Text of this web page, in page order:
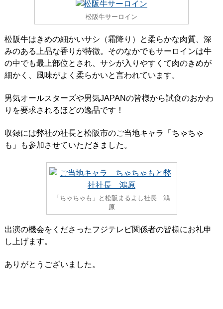
松阪牛サーロイン
松阪牛はきめの細かいサシ（霜降り）と柔らかな肉質、深
みのある上品な香りが特徴。そのなかでもサーロインは牛
の中でも最上部位とされ、サシが入りやすくて肉のきめが
細かく、風味がよく柔らかいと言われています。
男気オールスターズや男気JAPANの皆様から試食のおかわ
りを要求されるほどの逸品です！
収録には弊社の社長と松阪市のご当地キャラ「ちゃちゃ
も」も参加させていただきました。
「ちゃちゃも」と松阪まるよし社長 鴻
原
出演の機会をくださったフジテレビ関係者の皆様にお礼申
し上げます。
ありがとうございました。